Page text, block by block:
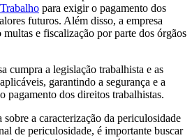
para exigir o pagamento dos
futuros. Além disso, a empresa
e fiscalização por parte dos órgãos
cumpra a legislação trabalhista e as
garantindo a segurança e a
pagamento dos direitos trabalhistas.
a caracterização da periculosidade
de periculosidade, é importante buscar